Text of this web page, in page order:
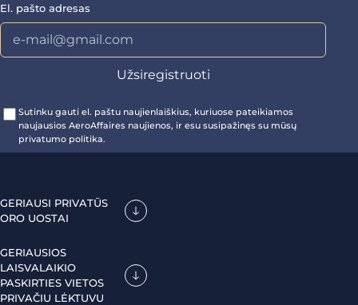
El. pašto adresas
Sutinku gauti el. paštu naujienlaiškius, kuriuose pateikiamos
naujausios AeroAffaires naujienos, ir esu susipažinęs su mūsų
privatumo politika.
GERIAUSI PRIVATŪS
ORO UOSTAI
GERIAUSIOS
LAISVALAIKIO
PASKIRTIES VIETOS
PRIVAČIU LĖKTUVU